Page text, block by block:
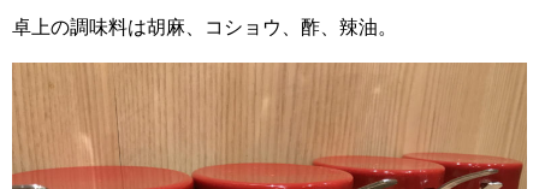
卓上の調味料は胡麻、コショウ、酢、辣油。